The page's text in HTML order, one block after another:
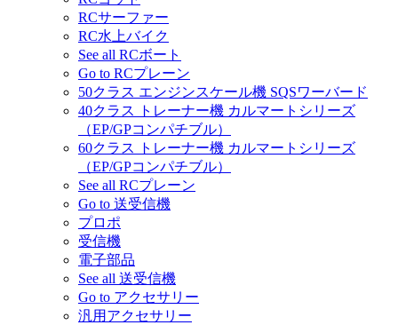
RCサーファー
RC水上バイク
See all RCボート
Go to RCプレーン
50クラス エンジンスケール機 SQSワーバード
40クラス トレーナー機 カルマートシリーズ
（EP/GPコンパチブル）
60クラス トレーナー機 カルマートシリーズ
（EP/GPコンパチブル）
See all RCプレーン
Go to 送受信機
プロポ
受信機
電子部品
See all 送受信機
Go to アクセサリー
汎用アクセサリー